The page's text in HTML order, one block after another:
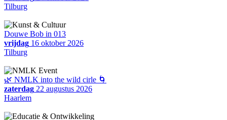
Tilburg
Douwe Bob in 013
vrijdag 16 oktober 2026
Tilburg
🌿 NMLK into the wild cirle 🌀
zaterdag 22 augustus 2026
Haarlem